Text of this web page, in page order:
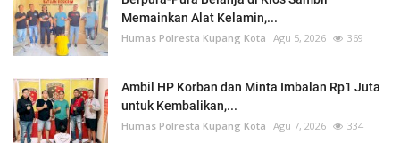
Memainkan Alat Kelamin,...
Humas Polresta Kupang Kota Agu 5, 2026 369
Ambil HP Korban dan Minta Imbalan Rp1 Juta
untuk Kembalikan,...
Humas Polresta Kupang Kota Agu 7, 2026 334